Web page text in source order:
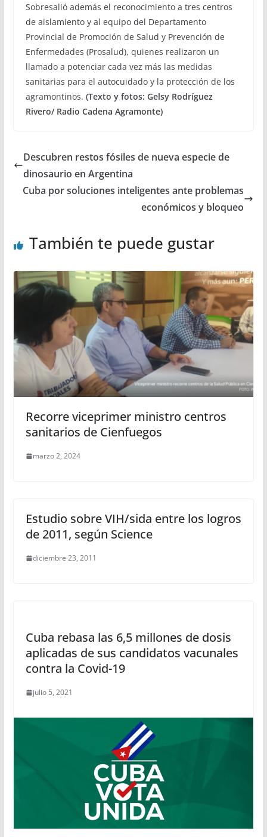
Sobresalió además el reconocimiento a tres centros
de aislamiento y al equipo del Departamento
Provincial de Promoción de Salud y Prevención de
Enfermedades (Prosalud), quienes realizaron un
llamado a potenciar cada vez más las medidas
sanitarias para el autocuidado y la protección de los
agramontinos. (Texto y fotos: Gelsy Rodríguez
Rivero/ Radio Cadena Agramonte)
Descubren restos fósiles de nueva especie de
dinosaurio en Argentina
Cuba por soluciones inteligentes ante problemas
económicos y bloqueo
También te puede gustar
Recorre viceprimer ministro centros
sanitarios de Cienfuegos
marzo 2, 2024
Estudio sobre VIH/sida entre los logros
de 2011, según Science
diciembre 23, 2011
Cuba rebasa las 6,5 millones de dosis
aplicadas de sus candidatos vacunales
contra la Covid-19
julio 5, 2021